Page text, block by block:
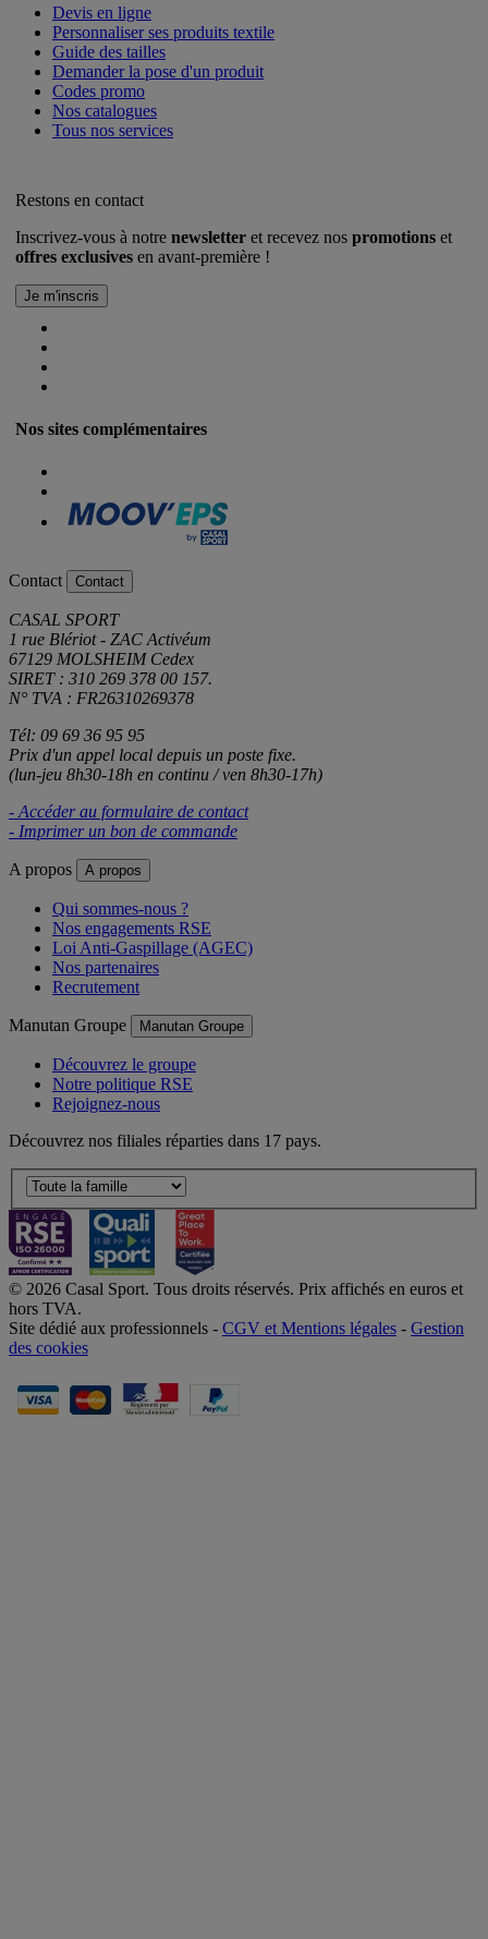
Devis en ligne
Personnaliser ses produits textile
Guide des tailles
Demander la pose d'un produit
Codes promo
Nos catalogues
Tous nos services
Restons en contact
Inscrivez-vous à notre newsletter et recevez nos promotions et
offres exclusives en avant-première !
Nos sites complémentaires
Contact Contact
CASAL SPORT
1 rue Blériot - ZAC Activéum
67129 MOLSHEIM Cedex
SIRET : 310 269 378 00 157.
N° TVA : FR26310269378
Tél: 09 69 36 95 95
Prix d'un appel local depuis un poste fixe.
(lun-jeu 8h30-18h en continu / ven 8h30-17h)
- Accéder au formulaire de contact
- Imprimer un bon de commande
A propos A propos
Qui sommes-nous ?
Nos engagements RSE
Loi Anti-Gaspillage (AGEC)
Nos partenaires
Recrutement
Manutan Groupe Manutan Groupe
Découvrez le groupe
Notre politique RSE
Rejoignez-nous
Découvrez nos filiales réparties dans 17 pays.
© 2026 Casal Sport. Tous droits réservés. Prix affichés en euros et
hors TVA.
Site dédié aux professionnels - CGV et Mentions légales - Gestion
des cookies